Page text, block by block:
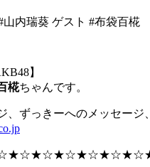
内瑞葵 ゲスト #布袋百椛
】
椛ちゃんです。
ずっきーへのメッセージ、